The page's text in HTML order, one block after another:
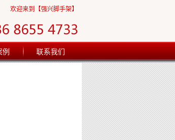
欢迎来到【强兴脚手架】
例 联系我们